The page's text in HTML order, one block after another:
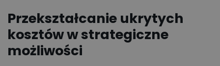
Przekształcanie ukrytych
kosztów w strategiczne
możliwości